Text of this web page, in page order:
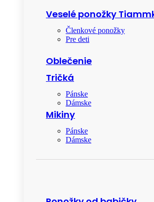
Veselé ponožky
Členkové ponožky
Pre deti
Oblečenie
Tričká
Pánske
Dámske
Mikiny
Pánske
Dámske